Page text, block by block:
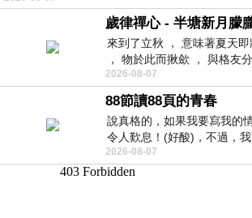
歲律禪心 - 半塘新月朦
來到了立秋 ， 意味著夏天
， 物於此而揪歛 ， 與格友
2026-08-07
88節讀88頁的青春
說真格的，如果我要寫我的
令人歎息！(好酸)，不過，
復...，每天跪鍵盤還是被判了
2026-08-07